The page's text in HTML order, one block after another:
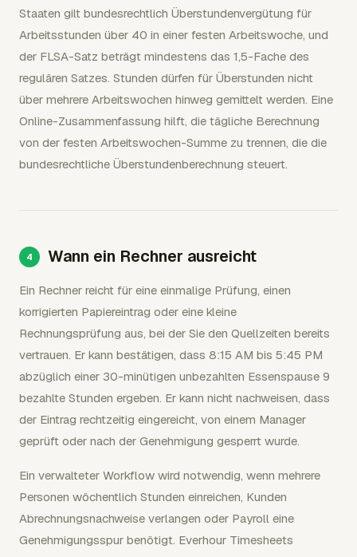
Staaten gilt bundesrechtlich Überstundenvergütung für
Arbeitsstunden über 40 in einer festen Arbeitswoche, und
der FLSA-Satz beträgt mindestens das 1,5-Fache des
regulären Satzes. Stunden dürfen für Überstunden nicht
über mehrere Arbeitswochen hinweg gemittelt werden. Eine
Online-Zusammenfassung hilft, die tägliche Berechnung
von der festen Arbeitswochen-Summe zu trennen, die die
bundesrechtliche Überstundenberechnung steuert.
Wann ein Rechner ausreicht
Ein Rechner reicht für eine einmalige Prüfung, einen
korrigierten Papiereintrag oder eine kleine
Rechnungsprüfung aus, bei der Sie den Quellzeiten bereits
vertrauen. Er kann bestätigen, dass 8:15 AM bis 5:45 PM
abzüglich einer 30-minütigen unbezahlten Essenspause 9
bezahlte Stunden ergeben. Er kann nicht nachweisen, dass
der Eintrag rechtzeitig eingereicht, von einem Manager
geprüft oder nach der Genehmigung gesperrt wurde.
Ein verwalteter Workflow wird notwendig, wenn mehrere
Personen wöchentlich Stunden einreichen, Kunden
Abrechnungsnachweise verlangen oder Payroll eine
Genehmigungsspur benötigt. Everhour Timesheets